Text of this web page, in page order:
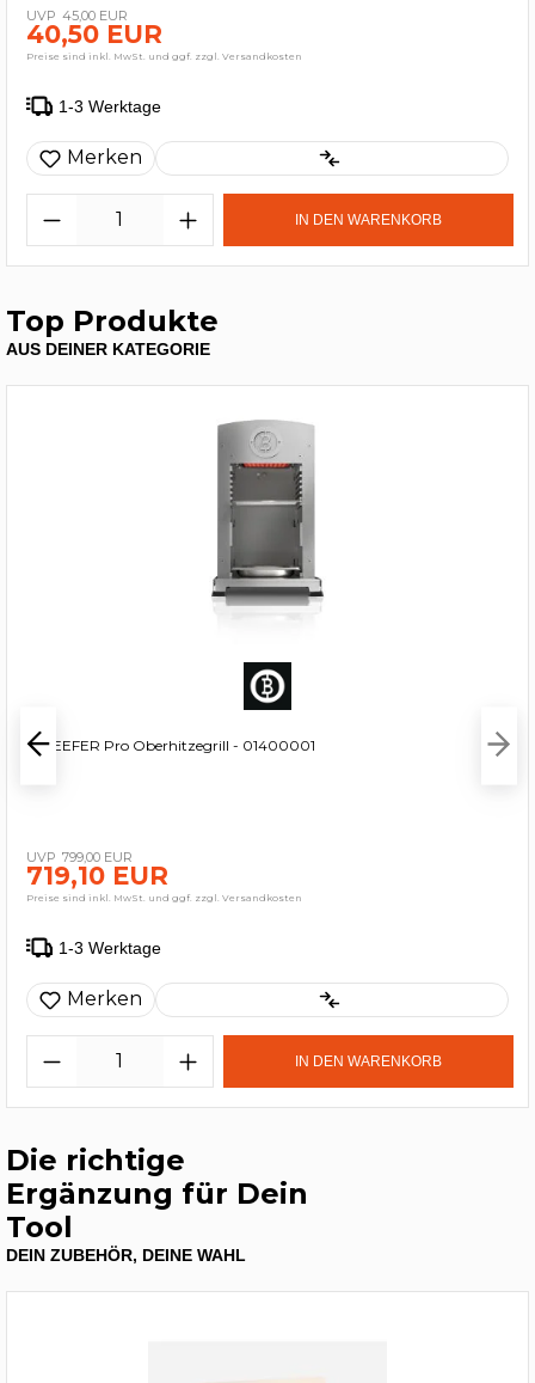
45,00 EUR
40,50 EUR
Preise sind inkl. MwSt. und ggf. zzgl. Versandkosten
1-3 Werktage
Merken
IN DEN WARENKORB
Top Produkte
AUS DEINER KATEGORIE
E-BEEFER Pro Oberhitzegrill - 01400001
799,00 EUR
719,10 EUR
Preise sind inkl. MwSt. und ggf. zzgl. Versandkosten
1-3 Werktage
Merken
IN DEN WARENKORB
Die richtige
Ergänzung für Dein
Tool
DEIN ZUBEHÖR, DEINE WAHL